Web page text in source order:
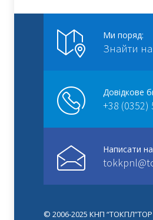
Ми поряд:
Знайти на
Довідкове
+38 (0352)
Написати
© 2006-2025 КНП “ТОКПЛ”ТОР